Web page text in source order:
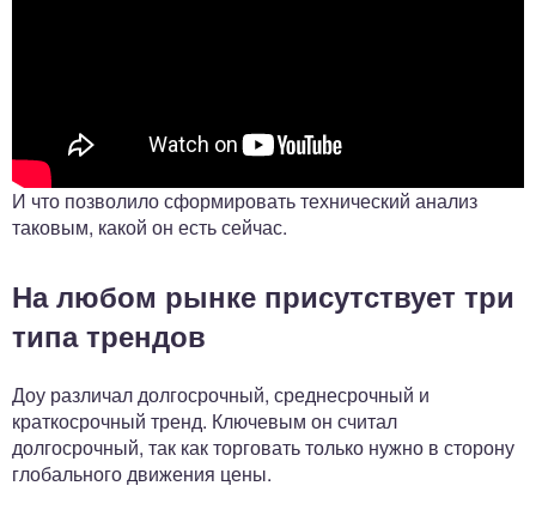
И что позволило сформировать технический анализ
таковым, какой он есть сейчас.
На любом рынке присутствует три
типа трендов
Доу различал долгосрочный, среднесрочный и
краткосрочный тренд. Ключевым он считал
долгосрочный, так как торговать только нужно в сторону
глобального движения цены.